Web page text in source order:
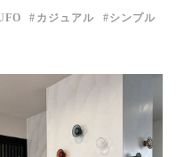
カジュアル
シンプル